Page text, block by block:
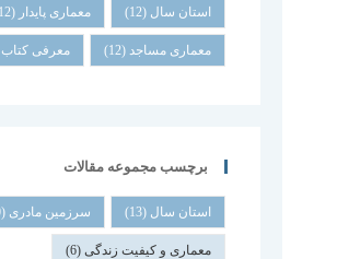
استان سال (12) معماری پایدار (12)
معماری مساجد(12) معرفی کتاب
برچسب مجموعه مقالات
استان سال (13) سرزمین مادری (10)
معماری و کیفیت زندگی(6)